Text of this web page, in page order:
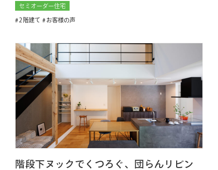
セミオーダー住宅
2階建て お客様の声
階段下ヌックでくつろぐ、団らんリビン